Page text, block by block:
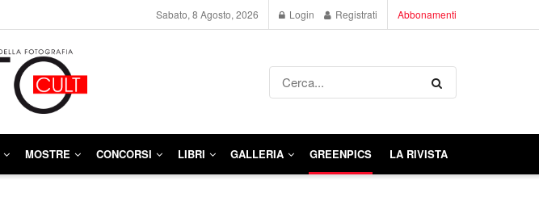
Sabato, 8 Agosto, 2026 Login Registrati Abbonamenti
MOSTRE CONCORSI LIBRI GALLERIA GREENPICS LA RIVISTA